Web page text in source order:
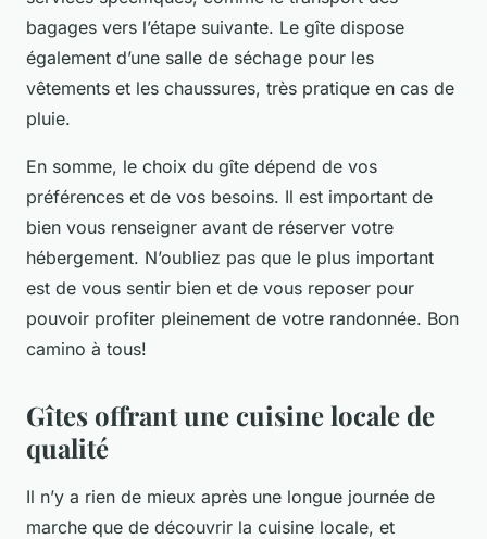
bagages vers l’étape suivante. Le gîte dispose
également d’une salle de séchage pour les
vêtements et les chaussures, très pratique en cas de
pluie.
En somme, le choix du gîte dépend de vos
préférences et de vos besoins. Il est important de
bien vous renseigner avant de réserver votre
hébergement. N’oubliez pas que le plus important
est de vous sentir bien et de vous reposer pour
pouvoir profiter pleinement de votre randonnée. Bon
camino à tous!
Gîtes offrant une cuisine locale de
qualité
Il n’y a rien de mieux après une longue journée de
marche que de découvrir la cuisine locale, et